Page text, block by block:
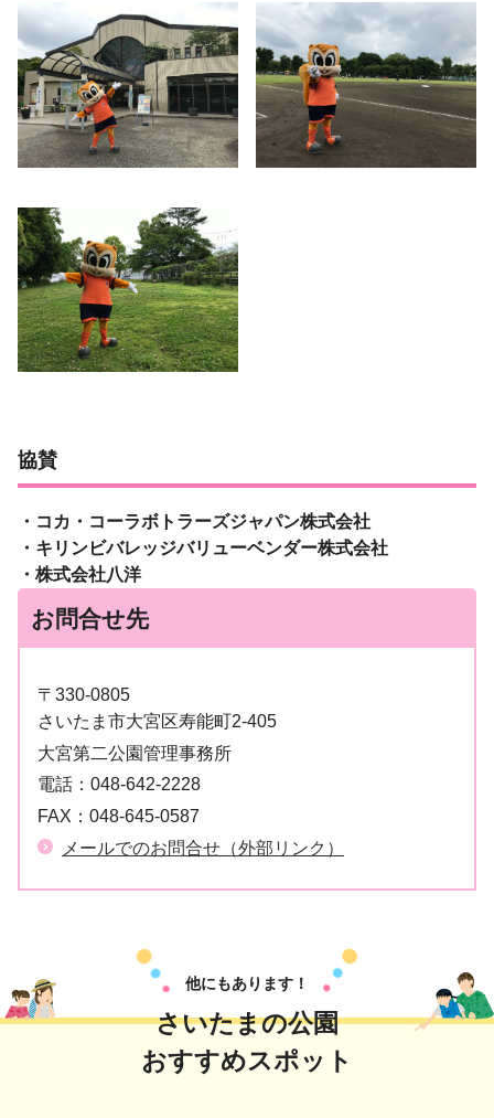
協賛
・コカ・コーラボトラーズジャパン株式会社
・キリンビバレッジバリューベンダー株式会社
・株式会社八洋
お問合せ先
〒330-0805
さいたま市大宮区寿能町2-405
大宮第二公園管理事務所
電話： 048-642-2228
FAX： 048-645-0587
メールでのお問合せ（外部リンク）
他にもあります！
さいたまの公園
おすすめスポット